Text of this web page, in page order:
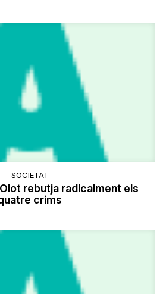
SOCIETAT
rebutja radicalment els
crims